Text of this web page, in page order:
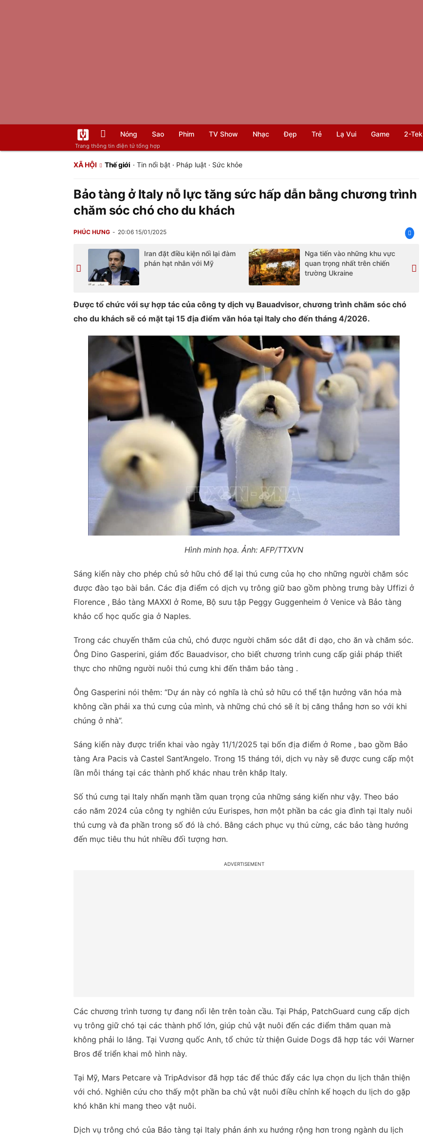
Trang thông tin điện tử tổng hợp
Nóng Sao Phim TV Show Nhạc Đẹp Trẻ Lạ Vui Game 2-Tek
XÃ HỘI Thế giới · Tin nổi bật· Pháp luật· Sức khỏe
Bảo tàng ở Italy nỗ lực tăng sức hấp dẫn bằng chương trình
chăm sóc chó cho du khách
PHÚC HƯNG 20:06 15/01/2025
Iran đặt điều kiện nối lại đàm
phán hạt nhân với Mỹ
Nga tiến vào những khu vực
quan trọng nhất trên chiến
trường Ukraine
Được tổ chức với sự hợp tác của công ty dịch vụ Bauadvisor, chương trình chăm sóc chó
cho du khách sẽ có mặt tại 15 địa điểm văn hóa tại Italy cho đến tháng 4/2026.
Hình minh họa. Ảnh: AFP/TTXVN
Sáng kiến ​​này cho phép chủ sở hữu chó để lại thú cưng của họ cho những người chăm sóc
được đào tạo bài bản. Các địa điểm có dịch vụ trông giữ bao gồm phòng trưng bày Uffizi ở
Florence , Bảo tàng MAXXI ở Rome, Bộ sưu tập Peggy Guggenheim ở Venice và Bảo tàng
khảo cổ học quốc gia ở Naples.
Trong các chuyến thăm của chủ, chó được người chăm sóc dắt đi dạo, cho ăn và chăm sóc.
Ông Dino Gasperini, giám đốc Bauadvisor, cho biết chương trình cung cấp giải pháp thiết
thực cho những người nuôi thú cưng khi đến thăm bảo tàng .
Ông Gasperini nói thêm: “Dự án này có nghĩa là chủ sở hữu có thể tận hưởng văn hóa mà
không cần phải xa thú cưng của mình, và những chú chó sẽ ít bị căng thẳng hơn so với khi
chúng ở nhà”.
Sáng kiến ​​này được triển khai vào ngày 11/1/2025 tại bốn địa điểm ở Rome , bao gồm Bảo
tàng Ara Pacis và Castel Sant’Angelo. Trong 15 tháng tới, dịch vụ này sẽ được cung cấp một
lần mỗi tháng tại các thành phố khác nhau trên khắp Italy.
Số thú cưng tại Italy nhấn mạnh tầm quan trọng của những sáng kiến ​​như vậy. Theo báo
cáo năm 2024 của công ty nghiên cứu Eurispes, hơn một phần ba các gia đình tại Italy nuôi
thú cưng và đa phần trong số đó là chó. Bằng cách phục vụ thú cừng, các bảo tàng hướng
đến mục tiêu thu hút nhiều đối tượng hơn.
Các chương trình tương tự đang nổi lên trên toàn cầu. Tại Pháp, PatchGuard cung cấp dịch
vụ trông giữ chó tại các thành phố lớn, giúp chủ vật nuôi đến các điểm thăm quan mà
không phải lo lắng. Tại Vương quốc Anh, tổ chức từ thiện Guide Dogs đã hợp tác với Warner
Bros để triển khai mô hình này.
Tại Mỹ, Mars Petcare và TripAdvisor đã hợp tác để thúc đẩy các lựa chọn du lịch thân thiện
với chó. Nghiên cứu cho thấy một phần ba chủ vật nuôi điều chỉnh kế hoạch du lịch do gặp
khó khăn khi mang theo vật nuôi.
Dịch vụ trông chó của Bảo tàng tại Italy phản ánh xu hướng rộng hơn trong ngành du lịch